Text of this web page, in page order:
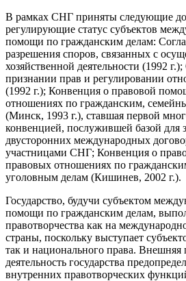
В рамках СНГ приняты следующие
регулирующие статус субъектов
помощи по гражданским делам:
разрешения споров, связанных с
хозяйственной деятельности (1992
признании прав и регулировании
(1992 г.); Конвенция о правовой
отношениях по гражданским,
(Минск, 1993 г.), ставшая первой
конвенцией, послужившей базой для
двусторонних международных
участницами СНГ; Конвенция о
правовых отношениях по
уголовным делам (Кишинев, 2002 г.).
Государство, будучи субъектом
помощи по гражданским делам,
правотворчества как на
страны, поскольку выступает
так и национального права. Внешняя
деятельность государства
внутренних правотворческих